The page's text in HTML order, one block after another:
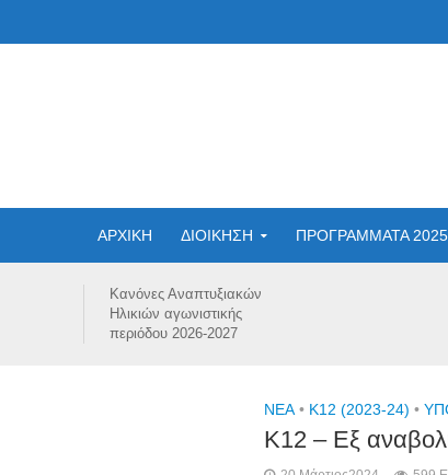
ΑΡΧΙΚΗ ΔΙΟΙΚΗΣΗ ΠΡΟΓΡΑΜΜΑΤΑ
Κανόνες Αναπτυξιακών
Ηλικιών αγωνιστικής
περιόδου 2026-2027
NEA • Κ12 (2023-24) •
Κ12 – Εξ